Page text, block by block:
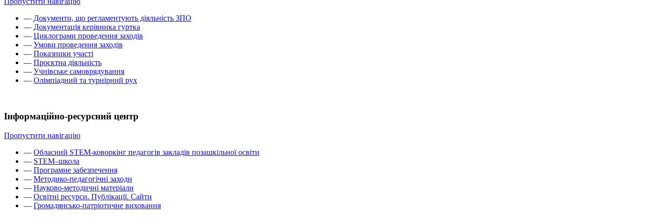
— Документи, що регламентують діяльність ЗПО
— Документація керівника гуртка
— Циклограми проведення заходів
— Умови проведення заходів
— Показники участі
— Проєктна діяльність
— Учнівське самоврядування
— Олімпіадний та турнірний рух
Інформаційно-ресурсний центр
Пропустити навігацію
— Обласний STEM-коворкінг педагогів закладів позашкільної освіти
— STEM–школа
— Програмне забезпечення
— Методико-педагогічні заходи
— Науково-методичні матеріали
— Освітні ресурси. Публікації. Сайти
— Громадянсько-патріотичне виховання